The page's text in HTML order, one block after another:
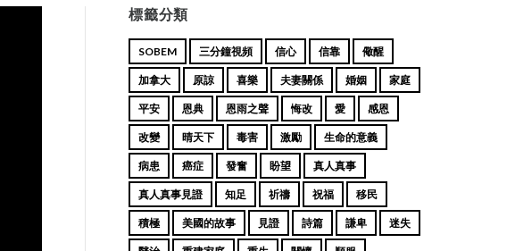
標籤分類
SOBEM 三分鐘視頻 信心 信靠 儆醒
加拿大 原諒 喜樂 夫妻關係 婚姻 家庭
平安 恩典 恩雨之聲 悔改 愛 感恩
改變 晴天下 毒害 激勵 生命的意義
病患 癌症 發奮 盼望 真人真事
真人真事見證 知足 祈禱 祝福 移民
積極 美國的故事 見證 詩篇 謙卑 迷失